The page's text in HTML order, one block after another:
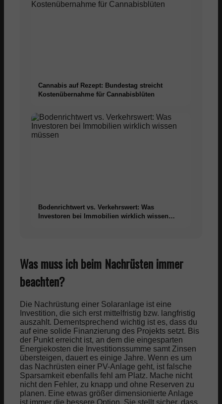
Cannabis auf Rezept: Bundestag streicht
Kostenübernahme für Cannabisblüten
Bodenrichtwert vs. Verkehrswert: Was
Investoren bei Immobilien wirklich wissen
Was muss ich beim Nachrüsten immer
beachten?
Die Nachrüstung einer Solaranlage ist eine
Investition, die sich erst mittelfristig bzw. langfristig
auszahlt. Dementsprechend wichtig ist es, dass du
auf eine solide Finanzierung des Projekts setzt. Bis
der Punkt erreicht ist, an dem die eingesparten
Energiekosten die Investitionssumme samt Zinsen
übersteigen, dauert es einige Jahre. Wenn es um
das Nachrüsten einer PV-Anlage geht, ist falsche
Sparsamkeit ebenfalls fehl am Platz. Mache nicht
nicht den Fehler, zu knapp und ohne Reserven zu
planen. Eine etwas größer dimensionierte Anlage
ist immer die bessere Option. Sie stellt sicher, dass